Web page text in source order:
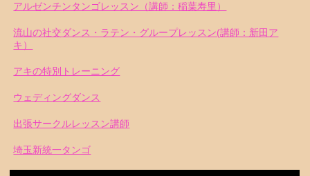
アルゼンチンタンゴレッスン（講師：稲葉寿里）
流山の社交ダンス・ラテン・グループレッスン(講師：新田ア
キ）
アキの特別トレーニング
ウェディングダンス
出張サークルレッスン講師
埼玉新統一タンゴ